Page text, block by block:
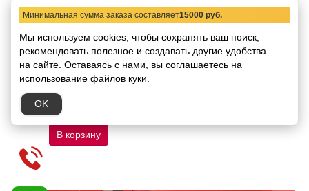
7nfa936 Настенная
плитка Tagina Woodays
Bath Fondo Day Cream
30,5x61
5227
Размер:
5100.31 руб.
В корзину
Минимальная сумма заказа составляет15000 руб.
Мы используем cookies, чтобы сохранять ваш поиск,
рекомендовать полезное и создавать другие удобства
на сайте. Оставаясь с нами, вы соглашаетесь на
использование файлов куки.
OK